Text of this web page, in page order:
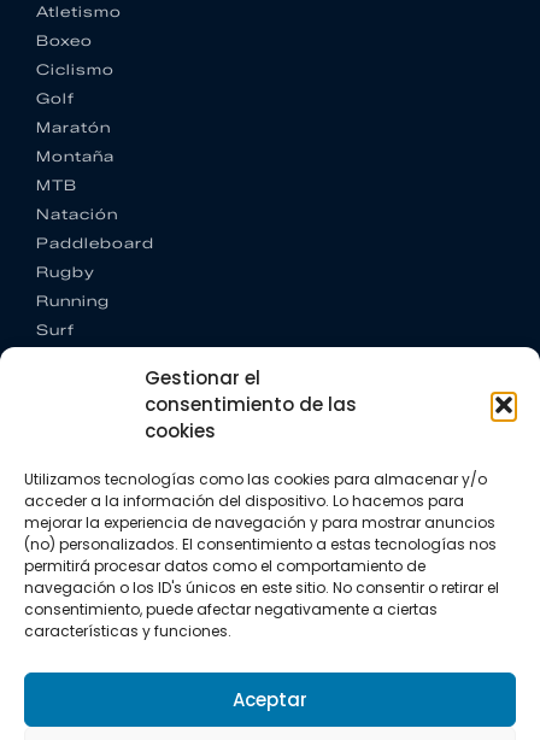
Gestionar el
consentimiento de las
cookies
Utilizamos tecnologías como las cookies para almacenar y/o
acceder a la información del dispositivo. Lo hacemos para
mejorar la experiencia de navegación y para mostrar anuncios
(no) personalizados. El consentimiento a estas tecnologías nos
permitirá procesar datos como el comportamiento de
navegación o los ID's únicos en este sitio. No consentir o retirar el
consentimiento, puede afectar negativamente a ciertas
características y funciones.
Aceptar
Atletismo
Boxeo
Ciclismo
Golf
Maratón
Montaña
MTB
Natación
Paddleboard
Rugby
Running
Surf
CONTACTO
+34 662 342 177
info@vkssport.com
SÍGUENOS
Política de privacidad
Política de cookies